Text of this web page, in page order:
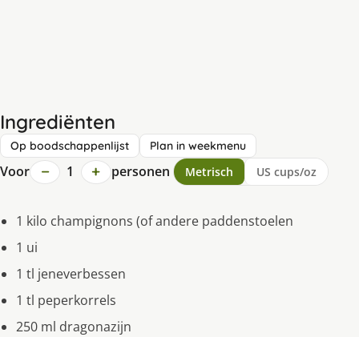
Ingrediënten
Op boodschappenlijst Plan in weekmenu
Voor − 1 + personen Metrisch US cups/oz
1 kilo champignons (of andere paddenstoelen
1 ui
1 tl jeneverbessen
1 tl peperkorrels
250 ml dragonazĳn